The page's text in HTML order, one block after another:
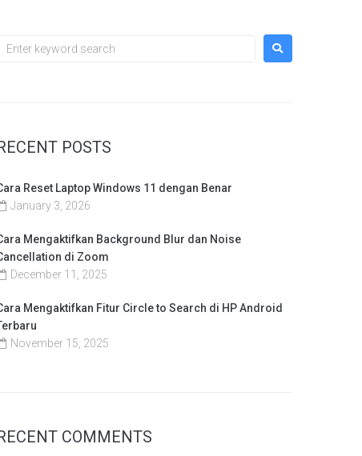
POSTS
Reset Laptop Windows 11 dengan Benar
January 3, 2026
Mengaktifkan Background Blur dan Noise
di Zoom
December 11, 2025
Mengaktifkan Fitur Circle to Search di HP Android
November 15, 2025
COMMENTS